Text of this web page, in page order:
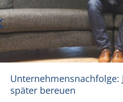
Unternehmensnachfolge:
später bereuen